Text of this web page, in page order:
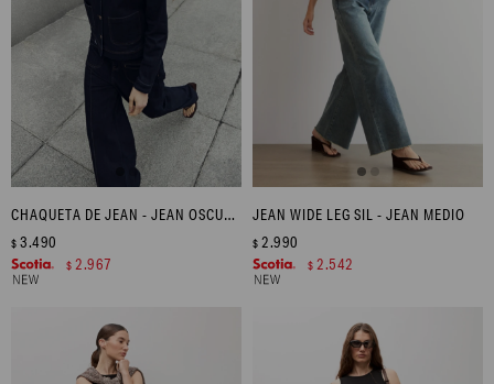
CHAQUETA DE JEAN - JEAN OSCURO
$ 3.490
$ 2.967
JEAN WIDE LEG SIL - JEAN MEDIO
$ 2.990
$ 2.542